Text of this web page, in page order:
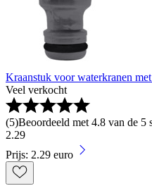
Kraanstuk voor waterkranen
Veel verkocht
(5)Beoordeeld met 4.8 van de 5
2.29
Prijs: 2.29 euro